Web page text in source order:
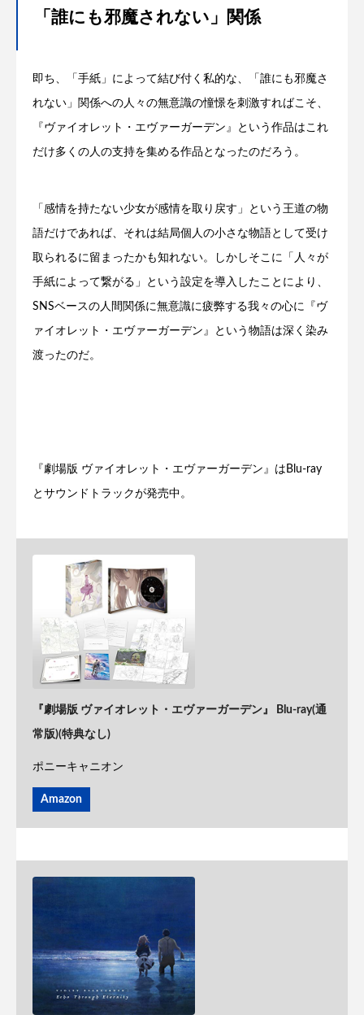
「誰にも邪魔されない」関係
即ち、「手紙」によって結び付く私的な、「誰にも邪魔さ
れない」関係への人々の無意識の憧憬を刺激すればこそ、
『ヴァイオレット・エヴァーガーデン』という作品はこれ
だけ多くの人の支持を集める作品となったのだろう。
「感情を持たない少女が感情を取り戻す」という王道の物
語だけであれば、それは結局個人の小さな物語として受け
取られるに留まったかも知れない。しかしそこに「人々が
手紙によって繋がる」という設定を導入したことにより、
SNSベースの人間関係に無意識に疲弊する我々の心に『ヴ
ァイオレット・エヴァーガーデン』という物語は深く染み
渡ったのだ。
『劇場版 ヴァイオレット・エヴァーガーデン』はBlu-ray
とサウンドトラックが発売中。
『劇場版 ヴァイオレット・エヴァーガーデン』 Blu-ray(通
常版)(特典なし)
ポニーキャニオン
Amazon